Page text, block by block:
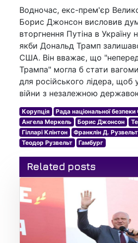
Водночас, екс-прем'єр
Борис Джонсон висловив
вторгнення Путіна в Україну
якби Дональд Трамп
США. Він вважає, що
Трампа" могла б стати
для російського лідера, щоб
війни з незалежною
Корупція
Рада національної
Ангела Меркель
Борис Джонсон
Гілларі Клінтон
Франклін Д. Рузвельт
Теодор Рузвельт
Гамбург
Related posts